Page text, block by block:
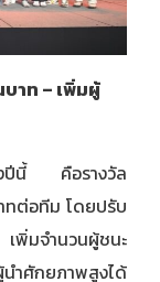
าท – เพิ่มผู้
งปีนี้ คือรางวัล
ต่อทีม โดยปรับ
พิ่มจำนวนผู้ชนะ
ำศักยภาพสูงได้